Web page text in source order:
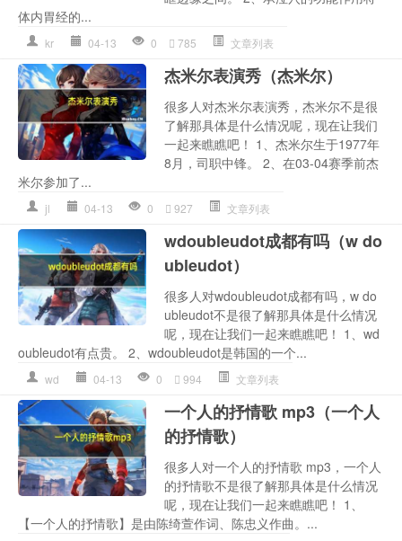
体内胃经的...
kr 04-13 0 785 文章列表
杰米尔表演秀（杰米尔）
很多人对杰米尔表演秀，杰米尔不是很
了解那具体是什么情况呢，现在让我们
一起来瞧瞧吧！ 1、杰米尔生于1977年
8月，司职中锋。 2、在03-04赛季前杰
米尔参加了...
jl 04-13 0 927 文章列表
wdoubleudot成都有吗（w do
ubleudot）
很多人对wdoubleudot成都有吗，w do
ubleudot不是很了解那具体是什么情况
呢，现在让我们一起来瞧瞧吧！ 1、wd
oubleudot有点贵。 2、wdoubleudot是韩国的一个...
wd 04-13 0 994 文章列表
一个人的抒情歌 mp3（一个人
的抒情歌）
很多人对一个人的抒情歌 mp3，一个人
的抒情歌不是很了解那具体是什么情况
呢，现在让我们一起来瞧瞧吧！ 1、
【一个人的抒情歌】是由陈绮萱作词、陈忠义作曲。...